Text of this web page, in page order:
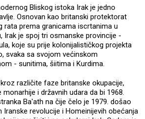
Bliskog istoka Irak je jedno
Osnovan kao britanski protektorat
rata prema granicama iscrtanima u
Irak je spoj tri osmanske provincije -
koje su prije kolonijalističkog projekta
svaka sa svojom većinskom
- sunitima, šiitima i Kurdima.
različite faze britanske okupacije,
i državnih udara da bi 1968.
Ba'ath na čije čelo je 1979. došao
Iranske revolucije i Homeinijevih obećanja